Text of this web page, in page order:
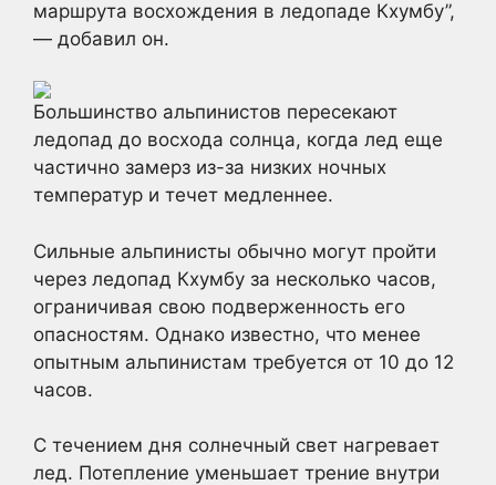
маршрута восхождения в ледопаде Кхумбу”,
— добавил он.
Большинство альпинистов пересекают
ледопад до восхода солнца, когда лед еще
частично замерз из-за низких ночных
температур и течет медленнее.
Сильные альпинисты обычно могут пройти
через ледопад Кхумбу за несколько часов,
ограничивая свою подверженность его
опасностям. Однако известно, что менее
опытным альпинистам требуется от 10 до 12
часов.
С течением дня солнечный свет нагревает
лед. Потепление уменьшает трение внутри